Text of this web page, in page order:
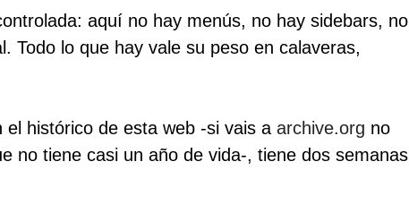
aquí no hay menús, no hay sidebars, no
Todo lo que hay vale su peso en calaveras,
histórico de esta web -si vais a archive.org no
no tiene casi un año de vida-, tiene dos semanas